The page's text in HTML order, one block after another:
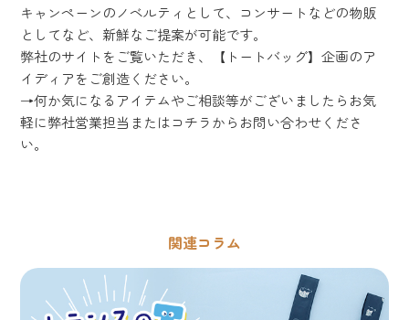
キャンペーンのノベルティとして、コンサートなどの物販
としてなど、新鮮なご提案が可能です。
弊社のサイトをご覧いただき、【トートバッグ】企画のア
イディアをご創造ください。
→何か気になるアイテムやご相談等がございましたらお気
軽に弊社営業担当またはコチラからお問い合わせくださ
い。
関連コラム